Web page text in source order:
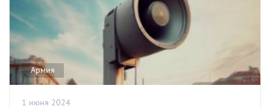
Армия
1 июня 2024